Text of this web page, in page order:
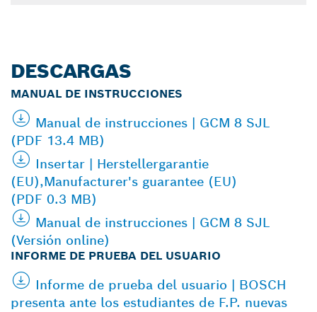
DESCARGAS
MANUAL DE INSTRUCCIONES
Manual de instrucciones | GCM 8 SJL
(PDF 13.4 MB)
Insertar | Herstellergarantie
(EU),Manufacturer's guarantee (EU)
(PDF 0.3 MB)
Manual de instrucciones | GCM 8 SJL
(Versión online)
INFORME DE PRUEBA DEL USUARIO
Informe de prueba del usuario | BOSCH
presenta ante los estudiantes de F.P. nuevas